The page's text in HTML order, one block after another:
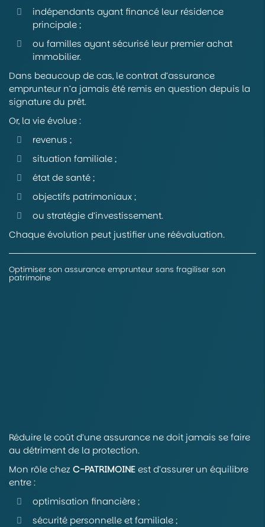
indépendants ayant financé leur résidence
principale ;
ou familles ayant sécurisé leur premier achat
immobilier.
Dans beaucoup de cas, le contrat d’assurance
emprunteur n’a jamais été remis en question depuis la
signature du prêt.
Or, la vie évolue :
revenus ;
situation familiale ;
état de santé ;
objectifs patrimoniaux ;
ou stratégie d’investissement.
Chaque évolution peut justifier une réévaluation.
Optimiser son assurance emprunteur sans fragiliser son
patrimoine
Réduire le coût d’une assurance ne doit jamais se faire
au détriment de la protection.
Mon rôle chez C-PATRIMOINEest d’assurer un équilibre
entre :
optimisation financière ;
sécurité personnelle et familiale ;